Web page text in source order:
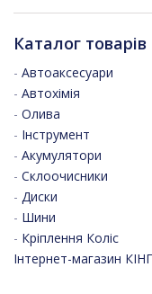
Каталог товарів
- Автоаксесуари
- Автохімія
- Олива
- Інструмент
- Акумулятори
- Склоочисники
- Диски
- Шини
- Кріплення Коліс
Інтернет-магазин